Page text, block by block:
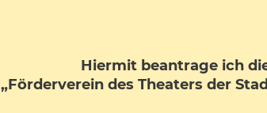
Hiermit beantrage ich
„Förderverein des Theaters der